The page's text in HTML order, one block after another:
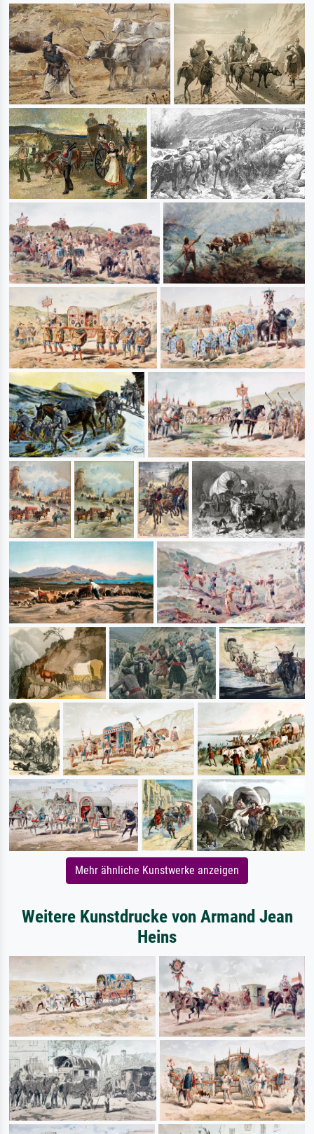
Mehr ähnliche Kunstwerke anzeigen
Weitere Kunstdrucke von Armand Jean
Heins